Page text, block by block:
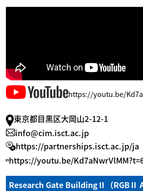
https://youtu.be/
東京都目黒区大岡山2-12-1
info@cim.isct.ac.jp
https://partnerships.isct.ac.jp/ja
https://youtu.be/
Research Gate BuildingⅡ（RGBⅡ A